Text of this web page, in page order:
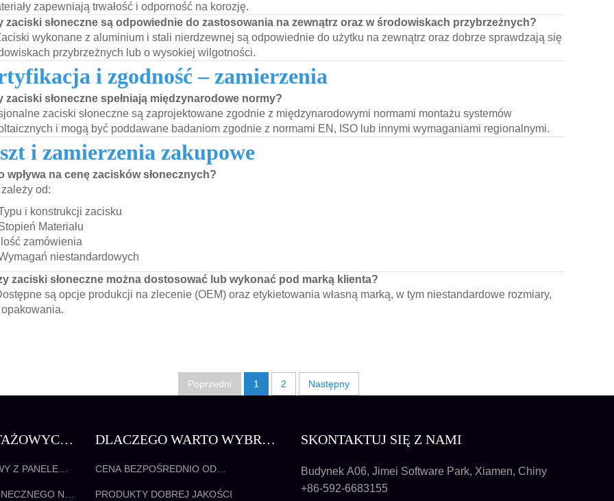
zapewniają trwałość i odporność na korozję.
zaciski słoneczne są odpowiednie do zastosowania na zewnątrz oraz w środowiskach przybrzeżnych?
wykonane z aluminium i stali nierdzewnej są odpowiednie do użytku na zewnątrz oraz dobrze sprawdzają się
przybrzeżnych lub o wysokiej wilgotności.
i zgodność – zamierzenia
zaciski słoneczne spełniają międzynarodowe normy?
zaciski słoneczne są zaprojektowane zgodnie z międzynarodowymi normami montażu systemów
i mogą być poddawane badaniom zgodnie z normami EN, ISO lub innymi wymaganiami regionalnymi.
i zamierzenia zakupowe
wpływa na cenę zacisków słonecznych?
od:
i konstrukcji zacisku
Materiału
zamówienia
niestandardowych
zaciski słoneczne można dostosować lub wykonać pod marką klienta?
są opcje produkcji na zlecenie (OEM) oraz etykietowania własną marką, w tym niestandardowe rozmiary,
Poprzedni 1 2 Następny
Z PANELEM
NA
DLACZEGO WARTO WYBRAĆ
CENA BEZPOŚREDNIO OD
PRODUKTY DOBREJ JAKOŚCI
SKONTAKTUJ SIĘ Z NAMI
Budynek A06, Jimei Software Park, Xiamen, Chiny
+86-592-6683155